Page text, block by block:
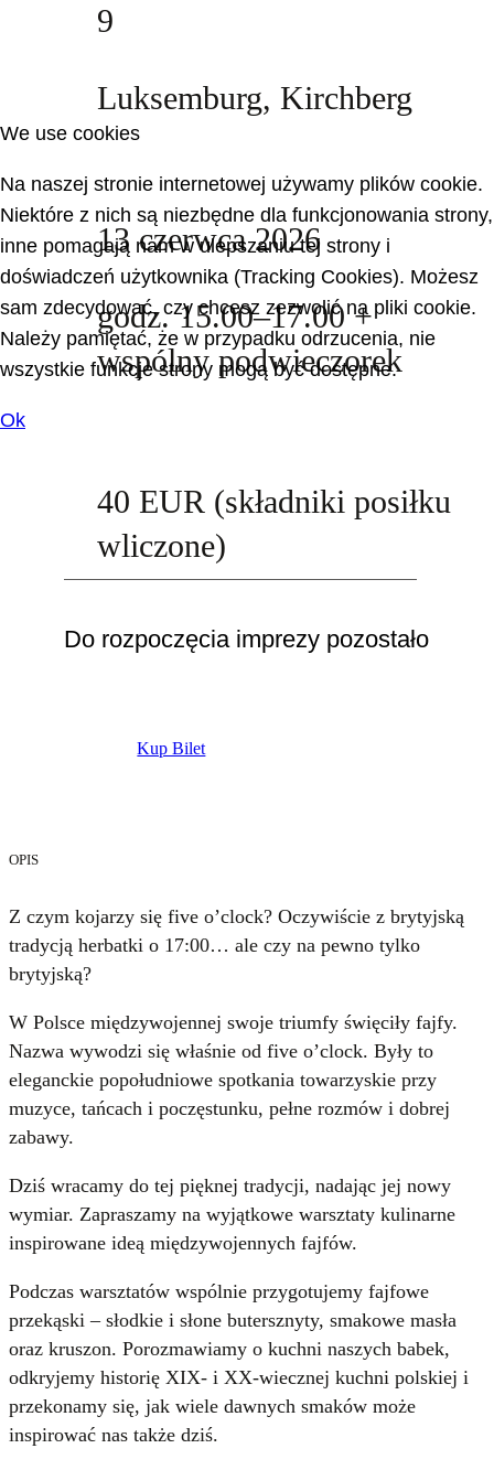
9
Luksemburg, Kirchberg
13 czerwca 2026
godz. 15.00–17.00 +
wspólny podwieczorek
40 EUR (składniki posiłku
wliczone)
Do rozpoczęcia imprezy pozostało
Kup Bilet
OPIS
Z czym kojarzy się five o’clock? Oczywiście z brytyjską
tradycją herbatki o 17:00… ale czy na pewno tylko
brytyjską?
W Polsce międzywojennej swoje triumfy święciły fajfy.
Nazwa wywodzi się właśnie od five o’clock. Były to
eleganckie popołudniowe spotkania towarzyskie przy
muzyce, tańcach i poczęstunku, pełne rozmów i dobrej
zabawy.
Dziś wracamy do tej pięknej tradycji, nadając jej nowy
wymiar. Zapraszamy na wyjątkowe warsztaty kulinarne
inspirowane ideą międzywojennych fajfów.
Podczas warsztatów wspólnie przygotujemy fajfowe
przekąski – słodkie i słone butersznyty, smakowe masła
oraz kruszon. Porozmawiamy o kuchni naszych babek,
odkryjemy historię XIX- i XX-wiecznej kuchni polskiej i
przekonamy się, jak wiele dawnych smaków może
inspirować nas także dziś.
We use cookies
Na naszej stronie internetowej używamy plików cookie.
Niektóre z nich są niezbędne dla funkcjonowania strony,
inne pomagają nam w ulepszaniu tej strony i
doświadczeń użytkownika (Tracking Cookies). Możesz
sam zdecydować, czy chcesz zezwolić na pliki cookie.
Należy pamiętać, że w przypadku odrzucenia, nie
wszystkie funkcje strony mogą być dostępne.
Ok